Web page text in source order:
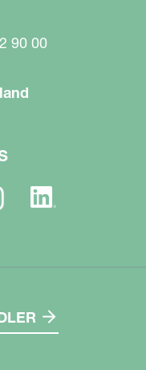
90 00